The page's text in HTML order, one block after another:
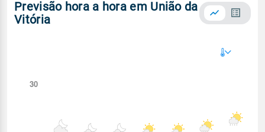
Previsão hora a hora em União da
Vitória